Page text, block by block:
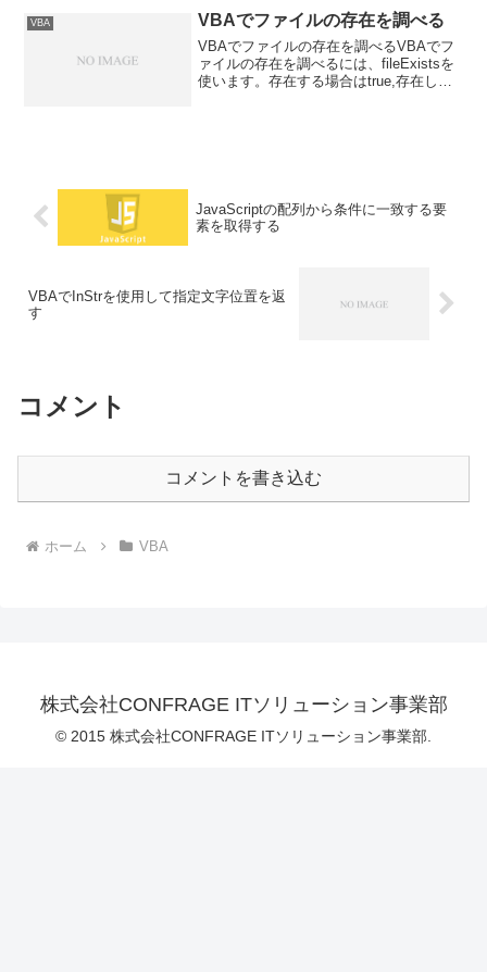
VBA VBAでファイルの存在を調べる
VBAでファイルの存在を調べるVBAでフ
ァイルの存在を調べるには、fileExistsを
使います。存在する場合はtrue,存在しな
JavaScriptの配列から条件に一致する要
素を取得する
VBAでInStrを使用して指定文字位置を返
す
コメント
コメントを書き込む
ホーム VBA
株式会社CONFRAGE ITソリューション事業部
© 2015 株式会社CONFRAGE ITソリューション事業部.